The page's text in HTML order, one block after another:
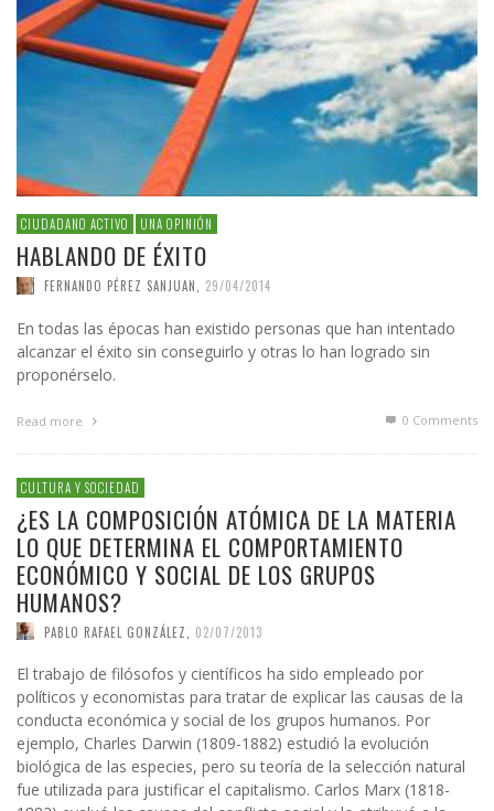
CIUDADANO ACTIVO UNA OPINIÓN
HABLANDO DE ÉXITO
FERNANDO PÉREZ SANJUAN 29/04/2014
En todas las épocas han existido personas que han intentado
alcanzar el éxito sin conseguirlo y otras lo han logrado sin
proponérselo.
Read more 0 Comments
CULTURA Y SOCIEDAD
¿ES LA COMPOSICIÓN ATÓMICA DE LA MATERIA
LO QUE DETERMINA EL COMPORTAMIENTO
ECONÓMICO Y SOCIAL DE LOS GRUPOS
HUMANOS?
PABLO RAFAEL GONZÁLEZ 02/07/2013
El trabajo de filósofos y científicos ha sido empleado por
políticos y economistas para tratar de explicar las causas de la
conducta económica y social de los grupos humanos. Por
ejemplo, Charles Darwin (1809-1882) estudió la evolución
biológica de las especies, pero su teoría de la selección natural
fue utilizada para justificar el capitalismo. Carlos Marx (1818-